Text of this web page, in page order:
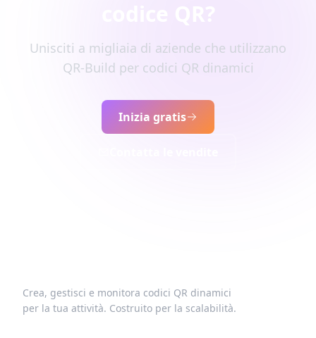
Unisciti a migliaia di aziende che utilizzano
QR-Build per codici QR dinamici
Inizia gratis
Crea, gestisci e monitora codici QR dinamici
per la tua attività. Costruito per la scalabilità.